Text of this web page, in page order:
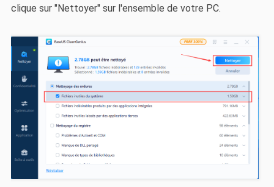
clique sur "Nettoyer" sur l'ensemble de votre PC.